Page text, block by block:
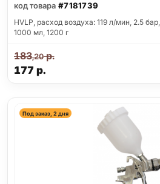
код товара #7181739
HVLP, расход воздуха: 119 л/мин, 2.5
1000 мл, 1200 г
177 р.
183,20р.
Под заказ, 2 дня